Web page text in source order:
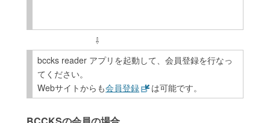
bccks reader アプリを起動して、会員登録を行なっ
てください。
Webサイトからも会員登録 は可能です。